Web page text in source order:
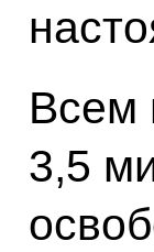
Всем
3,5